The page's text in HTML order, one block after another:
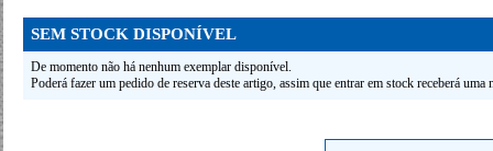
SEM STOCK DISPONÍVEL
De momento não há nenhum exemplar disponível.
Poderá fazer um pedido de reserva deste artigo, assim que entrar em stock receberá